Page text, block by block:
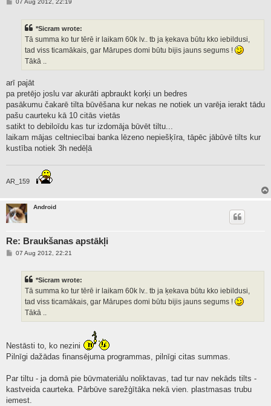
07 Aug 2012, 22:19
*Sicram wrote:
Tā summa ko tur tērē ir laikam 60k lv.. tb ja ķekava būtu kko iebildusi,
tad viss ticamākais, gar Mārupes domi būtu bijis jauns segums !
Tākā ..
arī pajāt
pa pretējo joslu var akurāti apbraukt korķi un bedres
pasākumu čakarē tilta būvēšana kur nekas ne notiek un varēja ierakt tādu
pašu caurteku kā 10 citās vietās
satikt to debiloīdu kas tur izdomāja būvēt tiltu...
laikam mājas celtniecībai banka lēzeno nepiešķīra, tāpēc jābūvē tilts kur
kustība notiek 3h nedēļā
AR_159
Android
Re: Braukšanas apstākļi
P07 Aug 2012, 22:21
*Sicram wrote:
Tā summa ko tur tērē ir laikam 60k lv.. tb ja ķekava būtu kko iebildusi,
tad viss ticamākais, gar Mārupes domi būtu bijis jauns segums !
Tākā ..
Nestāsti to, ko nezini
Pilnīgi dažādas finansējuma programmas, pilnīgi citas summas.
Par tiltu - ja domā pie būvmateriālu noliktavas, tad tur nav nekāds tilts -
kastveida caurteka. Pārbūve sarežģītāka nekā vien. plastmasas trubu
iemest.